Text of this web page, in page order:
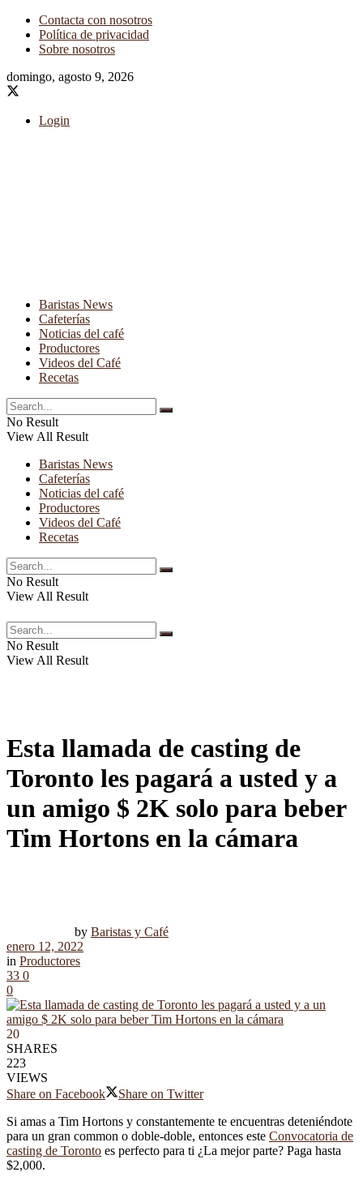
Contacta con nosotros
Política de privacidad
Sobre nosotros
domingo, agosto 9, 2026
Login
Baristas News
Cafeterías
Noticias del café
Productores
Videos del Café
Recetas
No Result
View All Result
Baristas News
Cafeterías
Noticias del café
Productores
Videos del Café
Recetas
No Result
View All Result
No Result
View All Result
Esta llamada de casting de
Toronto les pagará a usted y a
un amigo $ 2K solo para beber
Tim Hortons en la cámara
by Baristas y Café
enero 12, 2022
in Productores
33 0
0
20
SHARES
223
VIEWS
Share on Facebook
Share on Twitter
Si amas a Tim Hortons y constantemente te encuentras deteniéndote
para un gran common o doble-doble, entonces este Convocatoria de
casting de Toronto es perfecto para ti ¿La mejor parte? Paga hasta
$2,000.